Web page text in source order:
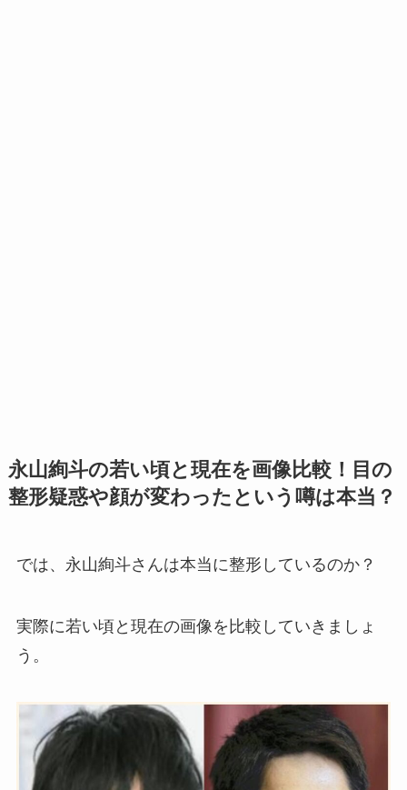
永山絢斗の若い頃と現在を画像比較！目の
整形疑惑や顔が変わったという噂は本当？
では、永山絢斗さんは本当に整形しているのか？
実際に若い頃と現在の画像を比較していきましょ
う。